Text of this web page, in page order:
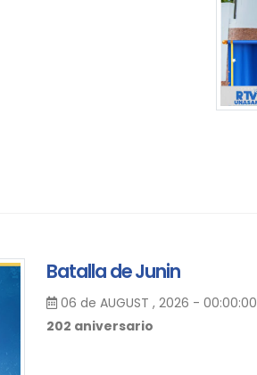
Batalla de Junin
06 de AUGUST , 2026 - 00:00:00
202 aniversario